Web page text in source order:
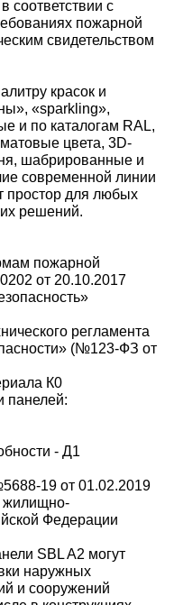
соответствии с
пожарной
свидетельством
красок и
«sparkling»,
и по каталогам RAL,
цвета, 3D-
шабрированные и
современной линии
простор для любых
решений.
пожарной
от 20.10.2017
регламента
(№123-ФЗ от
К0
панелей:
- Д1
19 от 01.02.2019
жилищно-
Федерации
SBL A2 могут
наружных
и сооружений